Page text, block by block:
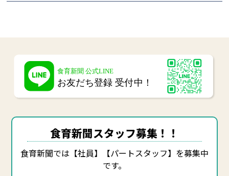
食育新聞スタッフ募集！！
食育新聞では【社員】【パートスタッフ】を募集中
です。